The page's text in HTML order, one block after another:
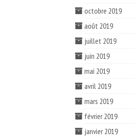
octobre 2019
août 2019
juillet 2019
juin 2019
mai 2019
avril 2019
mars 2019
février 2019
janvier 2019